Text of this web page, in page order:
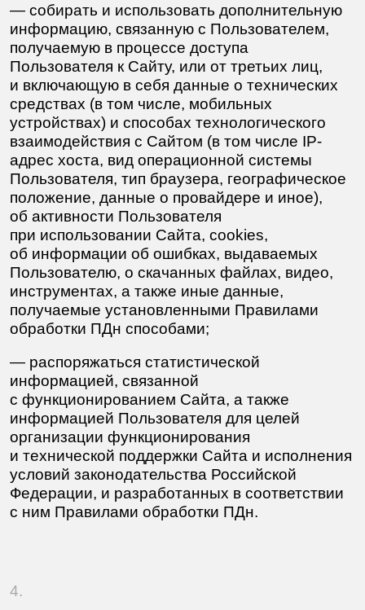
и технической поддержки Сайта и исполнения
условий законодательства Российской
Федерации, и разработанных в соответствии
с ним Правилами обработки ПДн.
4.
Согласие выдано на обработку персональных
данных смешанным (автоматизированным и
неавтоматизированным) способом.
В процессе обработки персональных данных
Оператор вправе осуществлять: сбор, запись,
систематизацию, накопление, хранение,
уточнение (обновление, изменение),
извлечение, использование, передачу
(распространение, предоставление, доступ),
обезличивание, блокирование, удаление,
уничтожение персональных данных
Пользователя.
Настоящим, Пользователь подтверждает, что:
5.1. Даёт согласие на обработку своих
персональных данных, указанных в пункте 2
настоящего Согласия, лицам, указанным
в пункте 1 настоящего Согласия.
5.2. Проинформирован о возможности отзыва
согласия на основании положений
электронного документа, подписанного